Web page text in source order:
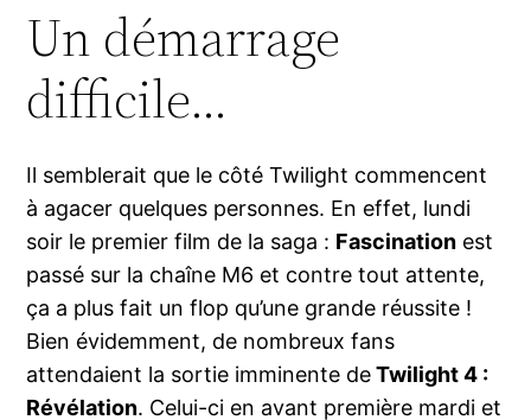
Un démarrage
difficile…
Il semblerait que le côté Twilight commencent
à agacer quelques personnes. En effet, lundi
soir le premier film de la saga : Fascination est
passé sur la chaîne M6 et contre tout attente,
ça a plus fait un flop qu’une grande réussite !
Bien évidemment, de nombreux fans
attendaient la sortie imminente deTwilight 4 :
Révélation. Celui-ci en avant première mardi et